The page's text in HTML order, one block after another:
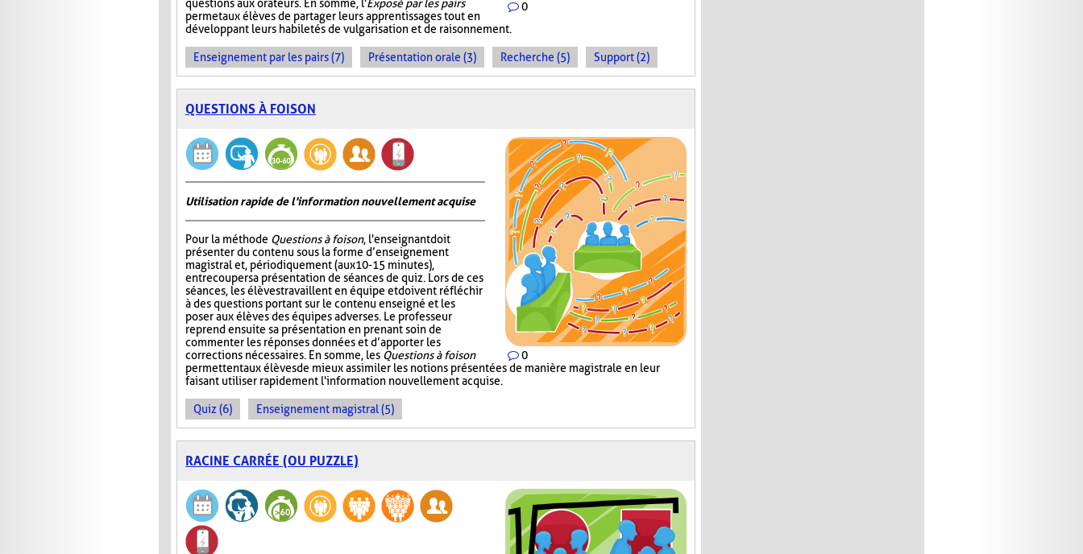
0
questions aux orateurs. En somme, l'Exposé par les pairs
permet aux élèves de partager leurs apprentissages tout en
développant leurs habiletés de vulgarisation et de raisonnement.
Enseignement par les pairs (7) Présentation orale (3) Recherche (5) Support (2)
QUESTIONS À FOISON
0
Utilisation rapide de l'information nouvellement acquise
Pour la méthode Questions à foison, l'enseignant doit
présenter du contenu sous la forme d’enseignement
magistral et, périodiquement (aux 10-15 minutes),
entrecouper sa présentation de séances de quiz. Lors de ces
séances, les élèves travaillent en équipe et doivent réfléchir
à des questions portant sur le contenu enseigné et les
poser aux élèves des équipes adverses. Le professeur
reprend ensuite sa présentation en prenant soin de
commenter les réponses données et d’apporter les
corrections nécessaires. En somme, les Questions à foison
permettent aux élèves de mieux assimiler les notions présentées de manière magistrale en leur
faisant utiliser rapidement l'information nouvellement acquise.
Quiz (6) Enseignement magistral (5)
RACINE CARRÉE (OU PUZZLE)